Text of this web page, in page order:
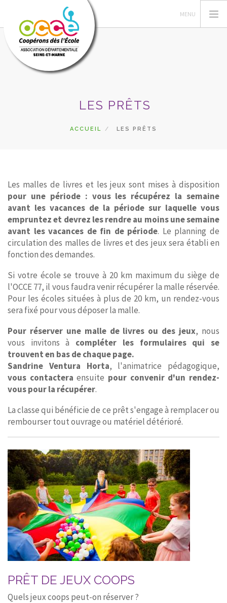
CONTACT
LES PRÊTS
ACCUEIL LES PRÊTS
Les malles de livres et les jeux sont mises à disposition
pour une période : vous les récupérez la semaine
avant les vacances de la période sur laquelle vous
empruntez et devrez les rendre au moins une semaine
avant les vacances de fin de période. Le planning de
circulation des malles de livres et des jeux sera établi en
fonction des demandes.
Si votre école se trouve à 20 km maximum du siège de
l'OCCE 77, il vous faudra venir récupérer la malle réservée.
Pour les écoles situées à plus de 20 km, un rendez-vous
sera fixé pour vous déposer la malle.
Pour réserver une malle de livres ou des jeux, nous
vous invitons à compléter les formulaires qui se
trouvent en bas de chaque page.
Sandrine Ventura Horta, l'animatrice pédagogique,
vous contacteraensuite pour convenir d'un rendez-
vous pour la récupérer.
La classe qui bénéficie de ce prêt s'engage à remplacer ou
rembourser tout ouvrage ou matériel détérioré.
PRÊT DE JEUX COOPS
Quels jeux coops peut-on réserver ?